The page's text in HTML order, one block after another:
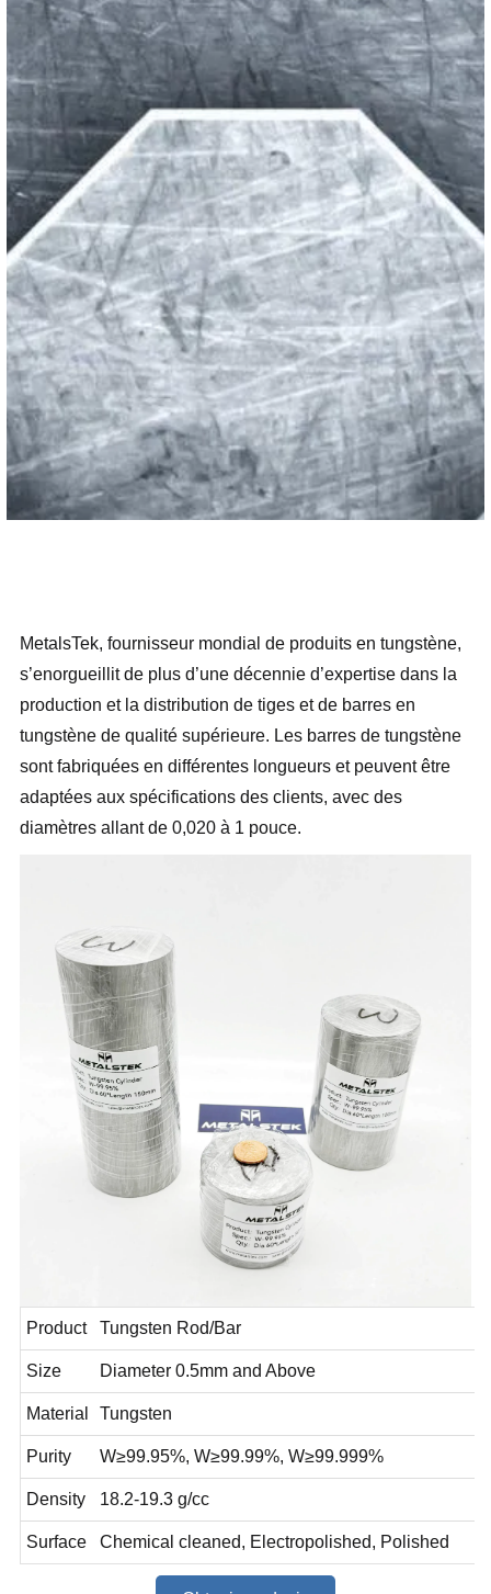
MetalsTek, fournisseur mondial de produits en tungstène,
s’enorgueillit de plus d’une décennie d’expertise dans la
production et la distribution de tiges et de barres en
tungstène de qualité supérieure. Les barres de tungstène
sont fabriquées en différentes longueurs et peuvent être
adaptées aux spécifications des clients, avec des
diamètres allant de 0,020 à 1 pouce.
Product Tungsten Rod/Bar
Size Diameter 0.5mm and Above
Material Tungsten
Purity W≥99.95%, W≥99.99%, W≥99.999%
Density 18.2-19.3 g/cc
Surface Chemical cleaned, Electropolished, Polished